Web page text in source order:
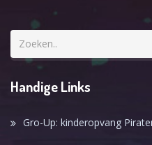
Handige Links
Gro-Up: kinderopvang